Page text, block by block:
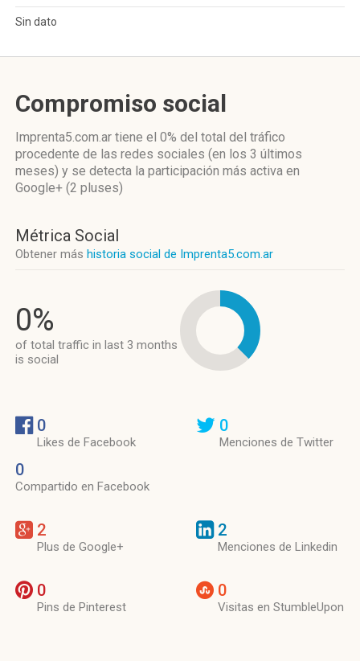
Sin dato
Compromiso social
Imprenta5.com.ar tiene el 0% del total del tráfico
procedente de las redes sociales (en los 3 últimos
meses) y se detecta la participación más activa en
Google+ (2 pluses)
Métrica Social
Obtener más historia social de Imprenta5.com.ar
0%
of total traffic in last 3 months
is social
0
Likes de Facebook
0
Compartido en Facebook
0
Menciones de Twitter
2
Plus de Google+
2
Menciones de Linkedin
0
Pins de Pinterest
0
Visitas en StumbleUpon